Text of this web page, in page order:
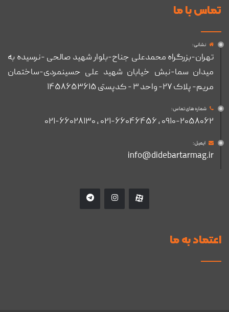
تماس با ما
نشانی :
تهران-بزرگراه محمدعلی جناح-بلوار شهید صالحی -نرسیده به
میدان سما-نبش خیابان شهید علی حسینمردی-ساختمان
مریم- پلاک ۲۷- واحد ۳ - کدپستی ۱۴۵۸۶۵۳۶۱۵
شماره های تماس :
۰۹۱۰-۲۰۵۸۰۶۲ , ۰۲۱-۶۶۰۴۶۴۵۶ , ۰۲۱-۶۶۰۲۸۱۳۰
ایمیل :
info@didebartarmag.ir
اعتماد به ما